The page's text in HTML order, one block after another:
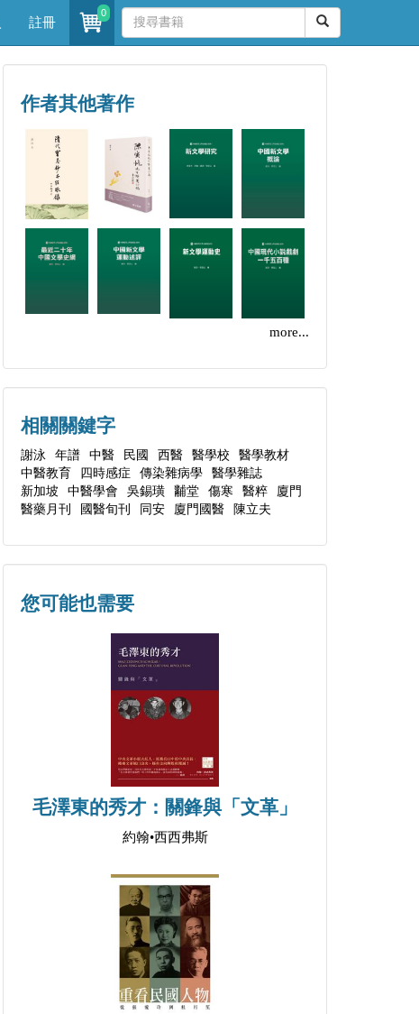
註冊
0
作者其他著作
more...
相關關鍵字
謝泳 年譜 中醫 民國 西醫 醫學校
醫學教材
中醫教育
四時感症 傳染雜病學
醫學雜誌
新加坡
中醫學會 吳錫璜 黼堂 傷寒 醫粹
廈門
醫藥月刊
國醫旬刊 同安 廈門國醫 陳立夫
您可能也需要
毛澤東的秀才：關鋒與「文革」
約翰•西西弗斯